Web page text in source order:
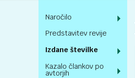
Naročilo
Predstavitev revije
Izdane številke
Kazalo člankov po
avtorjih